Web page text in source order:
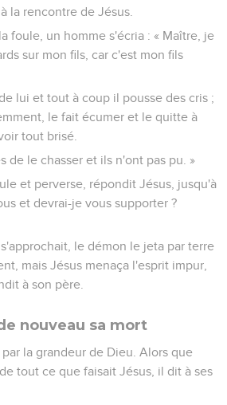
la rencontre de Jésus.
foule, un homme s'écria : « Maître, je
sur mon fils, car c'est mon fils
lui et tout à coup il pousse des cris ;
le fait écumer et le quitte à
tout brisé.
de le chasser et ils n'ont pas pu. »
et perverse, répondit Jésus, jusqu'à
et devrai-je vous supporter ?
le démon le jeta par terre
mais Jésus menaça l'esprit impur,
à son père.
nouveau sa mort
la grandeur de Dieu. Alors que
tout ce que faisait Jésus, il dit à ses